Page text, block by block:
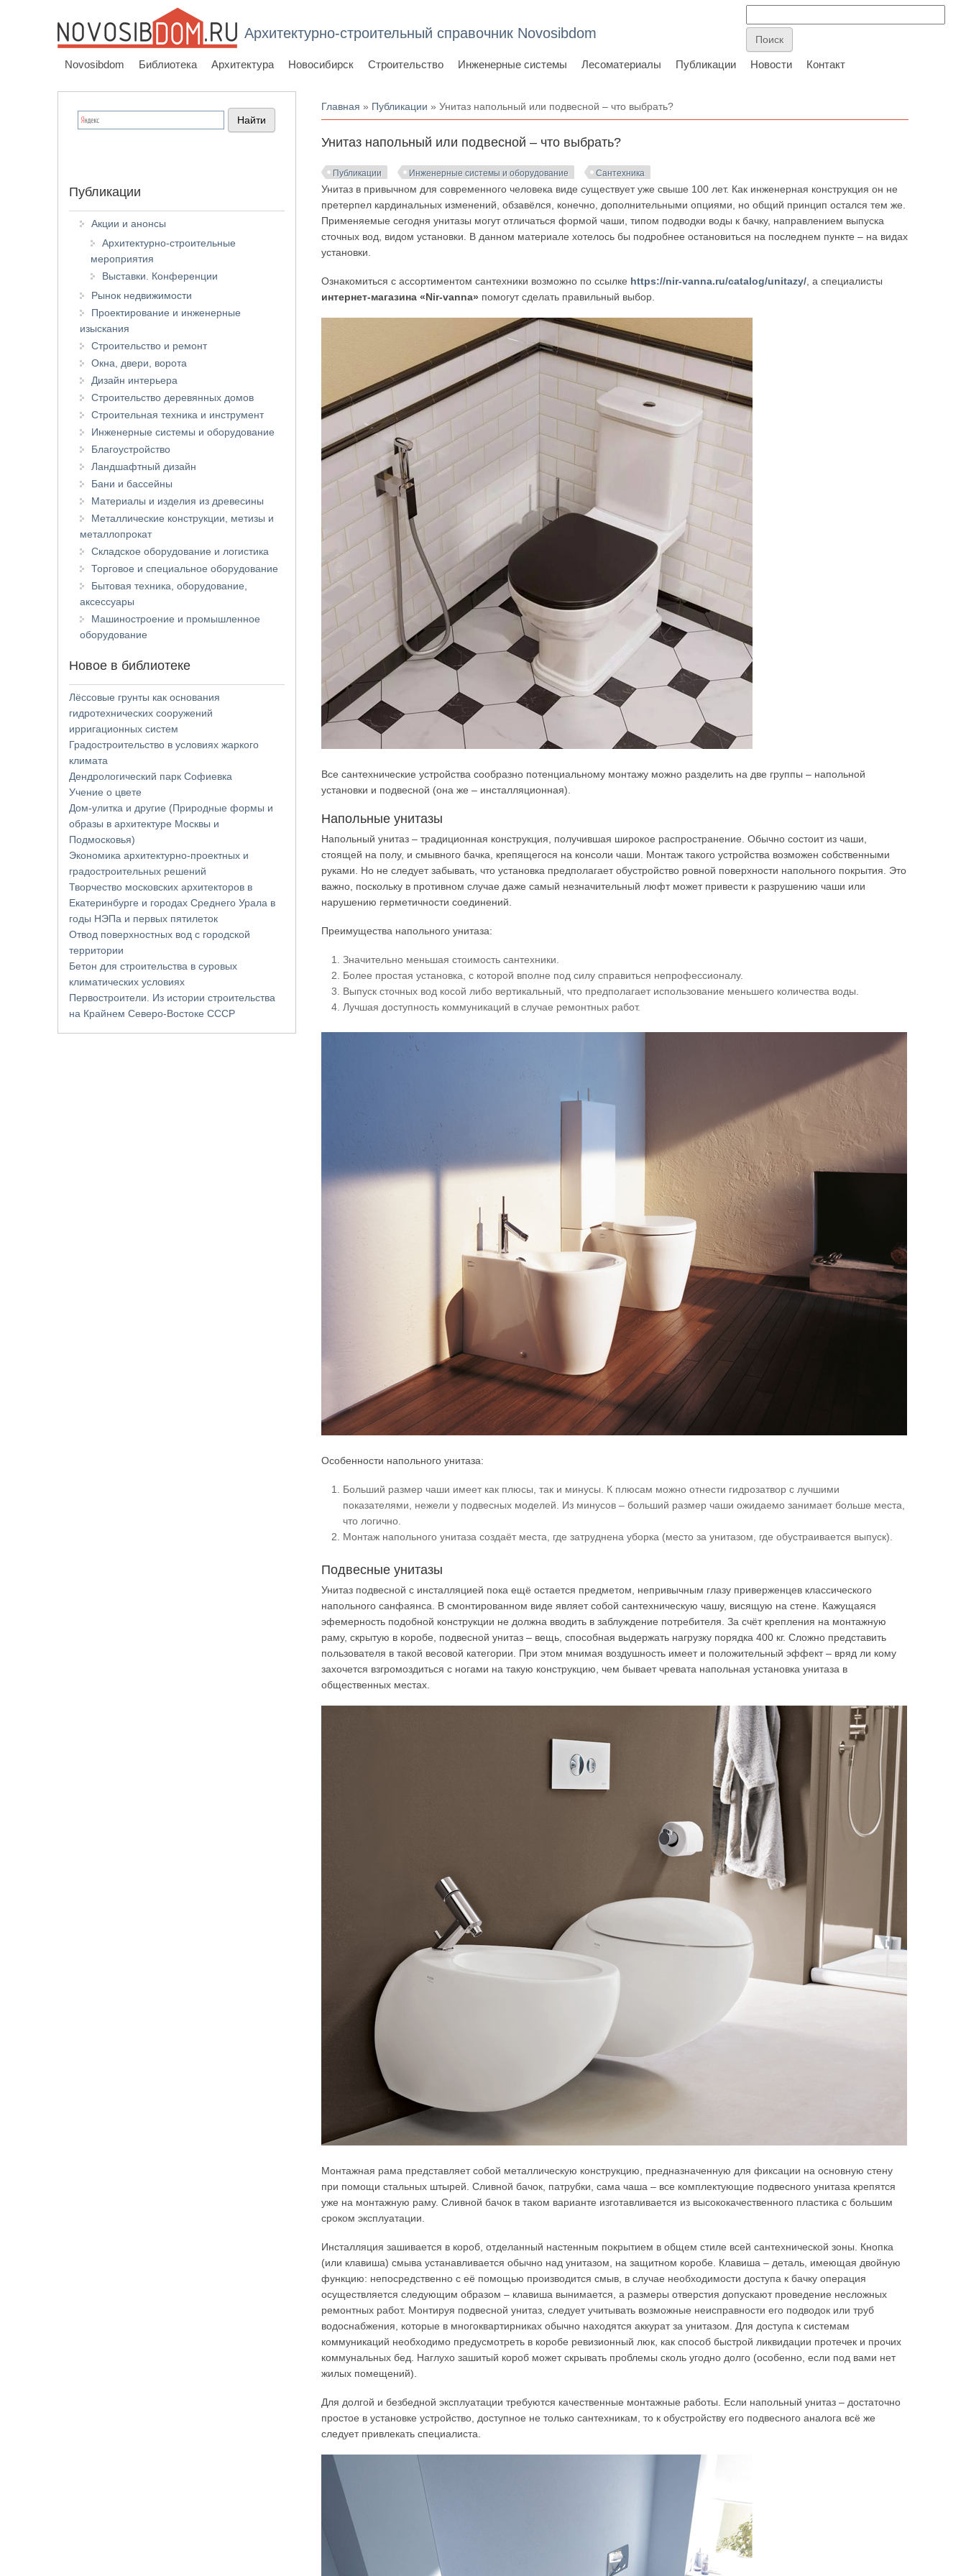
Архитектурно-строительный справочник Novosibdom
Novosibdom Библиотека Архитектура Новосибирск Строительство Инженерные системы Лесоматериалы Публикации Новости Контакт
Вы здесь
Главная » Публикации » Унитаз напольный или подвесной – что выбрать?
Унитаз напольный или подвесной – что выбрать?
Публикации Инженерные системы и оборудование Сантехника
Унитаз в привычном для современного человека виде существует уже свыше 100 лет. Как инженерная конструкция он не
претерпел кардинальных изменений, обзавёлся, конечно, дополнительными опциями, но общий принцип остался тем же.
Применяемые сегодня унитазы могут отличаться формой чаши, типом подводки воды к бачку, направлением выпуска
сточных вод, видом установки. В данном материале хотелось бы подробнее остановиться на последнем пункте – на видах
установки.
Ознакомиться с ассортиментом сантехники возможно по ссылке https://nir-vanna.ru/catalog/unitazy/ , а специалисты
интернет-магазина «Nir-vanna» помогут сделать правильный выбор.
Все сантехнические устройства сообразно потенциальному монтажу можно разделить на две группы – напольной
установки и подвесной (она же – инсталляционная).
Напольные унитазы
Напольный унитаз – традиционная конструкция, получившая широкое распространение. Обычно состоит из чаши,
стоящей на полу, и смывного бачка, крепящегося на консоли чаши. Монтаж такого устройства возможен собственными
руками. Но не следует забывать, что установка предполагает обустройство ровной поверхности напольного покрытия. Это
важно, поскольку в противном случае даже самый незначительный люфт может привести к разрушению чаши или
нарушению герметичности соединений.
Преимущества напольного унитаза:
Значительно меньшая стоимость сантехники.
Более простая установка, с которой вполне под силу справиться непрофессионалу.
Выпуск сточных вод косой либо вертикальный, что предполагает использование меньшего количества воды.
Лучшая доступность коммуникаций в случае ремонтных работ.
Особенности напольного унитаза:
Больший размер чаши имеет как плюсы, так и минусы. К плюсам можно отнести гидрозатвор с лучшими
показателями, нежели у подвесных моделей. Из минусов – больший размер чаши ожидаемо занимает больше места,
что логично.
Монтаж напольного унитаза создаёт места, где затруднена уборка (место за унитазом, где обустраивается выпуск).
Подвесные унитазы
Унитаз подвесной с инсталляцией пока ещё остается предметом, непривычным глазу приверженцев классического
напольного санфаянса. В смонтированном виде являет собой сантехническую чашу, висящую на стене. Кажущаяся
эфемерность подобной конструкции не должна вводить в заблуждение потребителя. За счёт крепления на монтажную
раму, скрытую в коробе, подвесной унитаз – вещь, способная выдержать нагрузку порядка 400 кг. Сложно представить
пользователя в такой весовой категории. При этом мнимая воздушность имеет и положительный эффект – вряд ли кому
захочется взгромоздиться с ногами на такую конструкцию, чем бывает чревата напольная установка унитаза в
общественных местах.
Монтажная рама представляет собой металлическую конструкцию, предназначенную для фиксации на основную стену
при помощи стальных штырей. Сливной бачок, патрубки, сама чаша – все комплектующие подвесного унитаза крепятся
уже на монтажную раму. Сливной бачок в таком варианте изготавливается из высококачественного пластика с большим
сроком эксплуатации.
Инсталляция зашивается в короб, отделанный настенным покрытием в общем стиле всей сантехнической зоны. Кнопка
(или клавиша) смыва устанавливается обычно над унитазом, на защитном коробе. Клавиша – деталь, имеющая двойную
функцию: непосредственно с её помощью производится смыв, в случае необходимости доступа к бачку операция
осуществляется следующим образом – клавиша вынимается, а размеры отверстия допускают проведение несложных
ремонтных работ. Монтируя подвесной унитаз, следует учитывать возможные неисправности его подводок или труб
водоснабжения, которые в многоквартирниках обычно находятся аккурат за унитазом. Для доступа к системам
коммуникаций необходимо предусмотреть в коробе ревизионный люк, как способ быстрой ликвидации протечек и прочих
коммунальных бед. Наглухо зашитый короб может скрывать проблемы сколь угодно долго (особенно, если под вами нет
жилых помещений).
Для долгой и безбедной эксплуатации требуются качественные монтажные работы. Если напольный унитаз – достаточно
простое в установке устройство, доступное не только сантехникам, то к обустройству его подвесного аналога всё же
следует привлекать специалиста.
Публикации
Акции и анонсы
Архитектурно-строительные
мероприятия
Выставки. Конференции
Рынок недвижимости
Проектирование и инженерные
изыскания
Строительство и ремонт
Окна, двери, ворота
Дизайн интерьера
Строительство деревянных домов
Строительная техника и инструмент
Инженерные системы и оборудование
Благоустройство
Ландшафтный дизайн
Бани и бассейны
Материалы и изделия из древесины
Металлические конструкции, метизы и
металлопрокат
Складское оборудование и логистика
Торговое и специальное оборудование
Бытовая техника, оборудование,
аксессуары
Машиностроение и промышленное
оборудование
Новое в библиотеке
Лёссовые грунты как основания
гидротехнических сооружений
ирригационных систем
Градостроительство в условиях жаркого
климата
Дендрологический парк Софиевка
Учение о цвете
Дом-улитка и другие (Природные формы и
образы в архитектуре Москвы и
Подмосковья)
Экономика архитектурно-проектных и
градостроительных решений
Творчество московских архитекторов в
Екатеринбурге и городах Среднего Урала в
годы НЭПа и первых пятилеток
Отвод поверхностных вод с городской
территории
Бетон для строительства в суровых
климатических условиях
Первостроители. Из истории строительства
на Крайнем Северо-Востоке СССР